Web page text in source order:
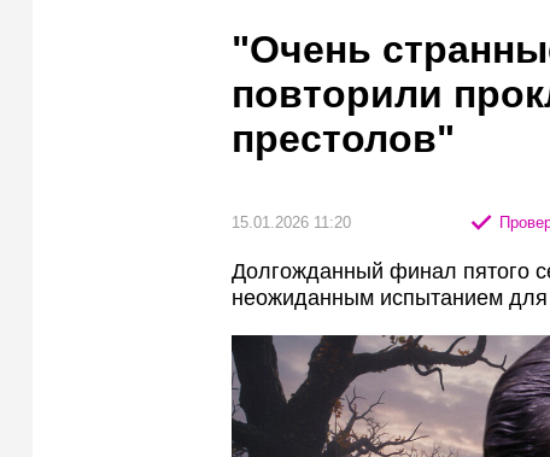
"Очень
повторили
престолов"
15.01.2026 11:20
Долгожданный финал пятого
неожиданным испытанием